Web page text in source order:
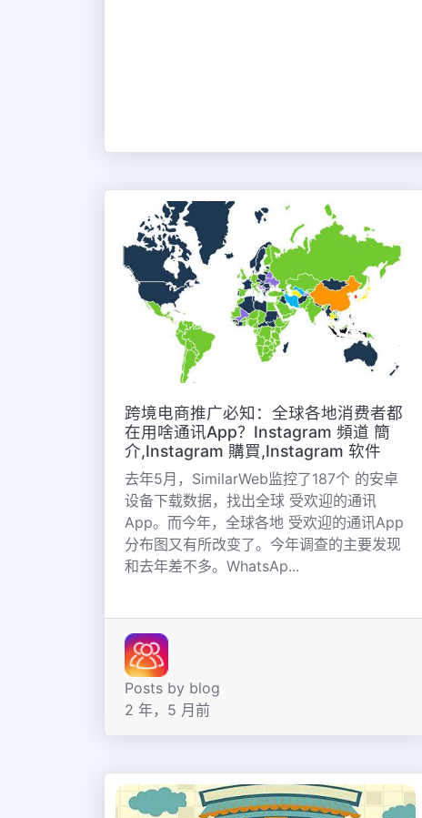
跨境电商推广必知：全球各地消费者都
在用啥通讯App？Instagram 頻道 簡
介,Instagram 購買,Instagram 软件
去年5月，SimilarWeb监控了187个 的安卓
设备下载数据，找出全球 受欢迎的通讯
App。而今年，全球各地 受欢迎的通讯App
分布图又有所改变了。今年调查的主要发现
和去年差不多。WhatsAp...
Posts by blog
2 年，5 月前